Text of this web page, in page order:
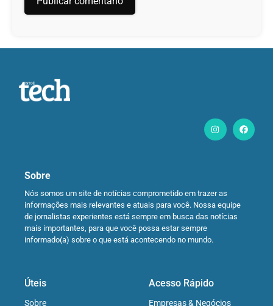
Sobre
Nós somos um site de notícias comprometido em trazer as
informações mais relevantes e atuais para você. Nossa equipe
de jornalistas experientes está sempre em busca das notícias
mais importantes, para que você possa estar sempre
informado(a) sobre o que está acontecendo no mundo.
Úteis
Sobre
Acesso Rápido
Empresas & Negócios